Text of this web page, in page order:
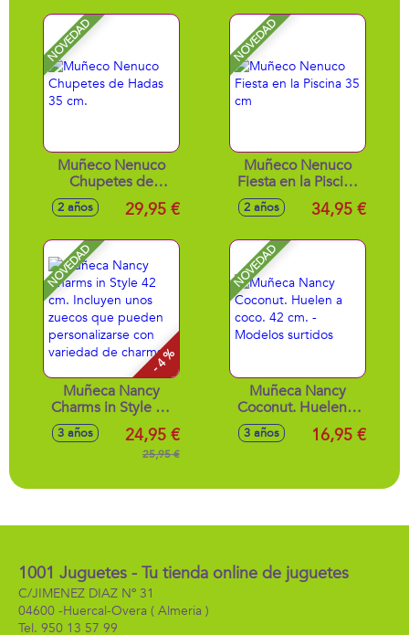
NOVEDAD
Muñeco Nenuco
Chupetes de
Hadas 35 cm.
2 años 29,95 €
NOVEDAD
Muñeco Nenuco
Fiesta en la Piscina
35 cm
2 años 34,95 €
NOVEDAD
- 4 %
Muñeca Nancy
Charms in Style 42
cm. Incluyen unos
zuecos que
variedad de
3 años 24,95 €
25,95 €
NOVEDAD
Muñeca Nancy
Coconut. Huelen a
coco. 42 cm. -
Modelos surtidos
3 años 16,95 €
1001 Juguetes - Tu tienda online de juguetes
C/JIMENEZ DIAZ Nº 31
04600 -Huercal-Overa ( Almeria )
950 13 57 99